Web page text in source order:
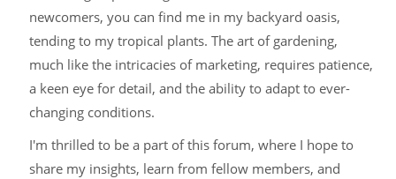
newcomers, you can find me in my backyard oasis,
tending to my tropical plants. The art of gardening,
much like the intricacies of marketing, requires patience,
a keen eye for detail, and the ability to adapt to ever-
changing conditions.
I'm thrilled to be a part of this forum, where I hope to
share my insights, learn from fellow members, and